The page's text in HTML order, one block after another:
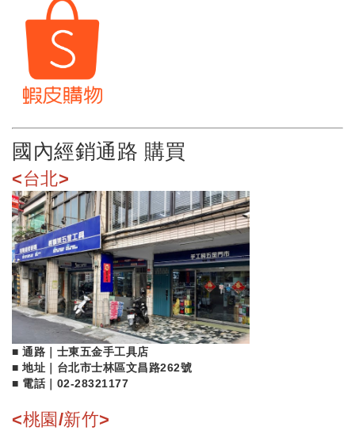
國內經銷通路 購買
<台北>
■ 通路｜ 士東五金手工具店
■ 地址｜ 台北市士林區文昌路262號
■ 電話｜ 02-28321177
<桃園/新竹>